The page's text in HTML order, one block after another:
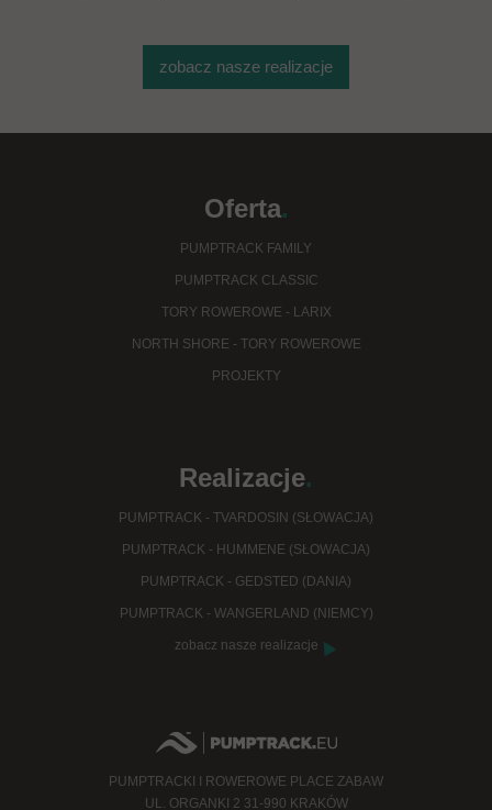
zobacz nasze realizacje
Oferta.
PUMPTRACK FAMILY
PUMPTRACK CLASSIC
TORY ROWEROWE - LARIX
NORTH SHORE - TORY ROWEROWE
PROJEKTY
Realizacje.
PUMPTRACK - TVARDOSIN (SŁOWACJA)
PUMPTRACK - HUMMENE (SŁOWACJA)
PUMPTRACK - GEDSTED (DANIA)
PUMPTRACK - WANGERLAND (NIEMCY)
zobacz nasze realizacje
PUMPTRACKI I ROWEROWE PLACE ZABAW
UL. ORGANKI 2 31-990 KRAKÓW